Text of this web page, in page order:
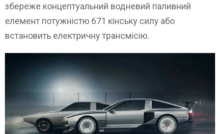
збереже концептуальний водневий паливний
елемент потужністю 671 кінську силу або
встановить електричну трансмісію.